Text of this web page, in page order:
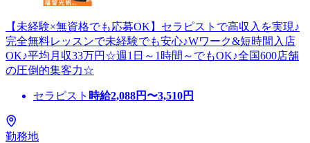
【未経験×無資格でも応募OK】セラピストで高収入を実現♪
完全無料レッスンで未経験でも安心♪Wワーク&短時間入店
OK♪平均月収33万円☆週1日～1時間～でもOK♪全国600店舗
の圧倒的集客力☆
セラピスト 時給2,088円〜3,510円
勤務地